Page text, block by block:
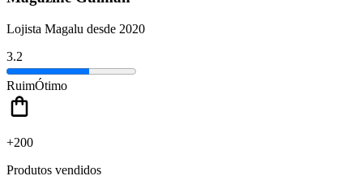
Lojista Magalu desde 2020
3.2
RuimÓtimo
+200
Produtos vendidos